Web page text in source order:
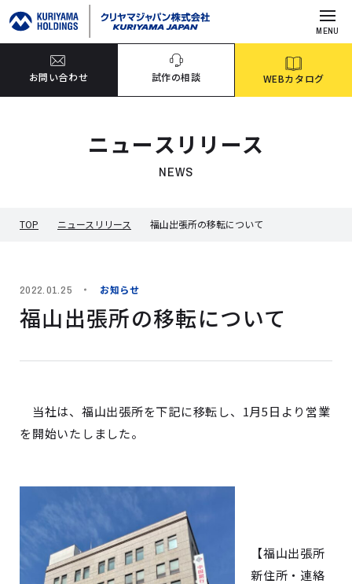
MENU
お問い合わせ 試作の相談 WEBカタログ
ニュースリリース
NEWS
TOP ニュースリリース 福山出張所の移転について
2022.01.25 お知らせ
福山出張所の移転について
当社は、福山出張所を下記に移転し、1月5日より営業
を開始いたしました。
【福山出張所
新住所・連絡